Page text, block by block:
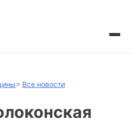
> Все новости